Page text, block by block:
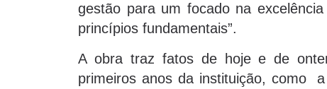
gestão para um focado na
princípios fundamentais”.
A obra traz fatos de hoje e de
primeiros anos da instituição, como